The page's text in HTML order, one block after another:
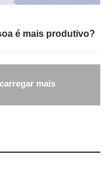
é mais produtivo?
mais